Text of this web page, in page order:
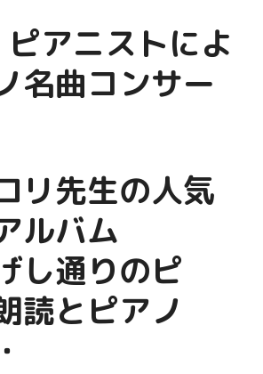
アニストによ
名曲コンサー
リ先生の人気
ルバム
し通りのピ
読とピアノ